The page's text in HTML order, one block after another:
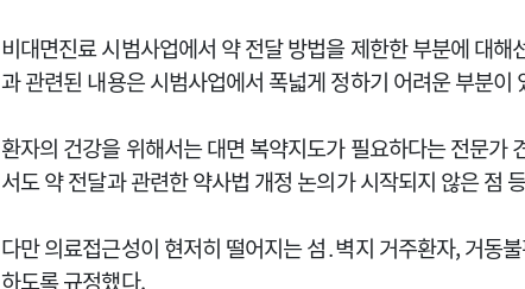
비대면진료 시범사업에서 약 전달 방법을 제한한 부분에 대
과 관련된 내용은 시범사업에서 폭넓게 정하기 어려운 부분이
환자의 건강을 위해서는 대면 복약지도가 필요하다는 전문가
서도 약 전달과 관련한 약사법 개정 논의가 시작되지 않은 점
다만 의료접근성이 현저히 떨어지는 섬․벽지 거주환자, 거동
하도록 규정했다.